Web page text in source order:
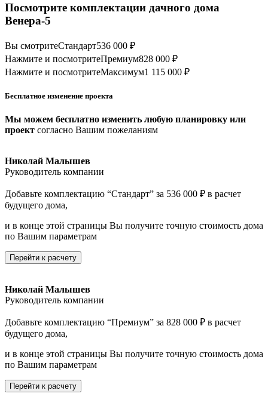
Посмотрите комплектации дачного дома
Венера-5
Вы смотритеСтандарт536 000 ₽
Нажмите и посмотритеПремиум828 000 ₽
Нажмите и посмотритеМаксимум1 115 000 ₽
Бесплатное изменение проекта
Мы можем бесплатно изменить любую планировку или
проект согласно Вашим пожеланиям
Николай Малышев
Руководитель компании
Добавьте комплектацию “Стандарт” за 536 000 ₽ в расчет
будущего дома,
и в конце этой страницы Вы получите точную стоимость дома
по Вашим параметрам
Перейти к расчету
Николай Малышев
Руководитель компании
Добавьте комплектацию “Премиум” за 828 000 ₽ в расчет
будущего дома,
и в конце этой страницы Вы получите точную стоимость дома
по Вашим параметрам
Перейти к расчету